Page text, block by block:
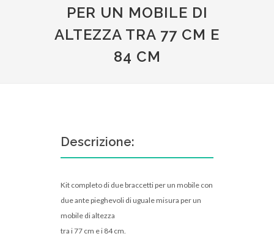
PER UN MOBILE DI
ALTEZZA TRA 77 CM E
84 CM
Descrizione:
Kit completo di due braccetti per un mobile con
due ante pieghevoli di uguale misura per un
mobile di altezza
tra i 77 cm e i 84 cm.